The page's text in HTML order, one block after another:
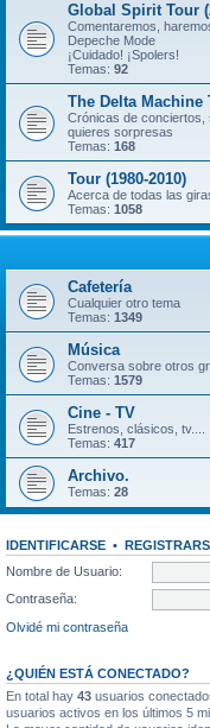
Global Spirit Tour
Comentaremos,
Depeche Mode
¡Cuidado! ¡Spolers!
Temas: 92
The Delta Machine
Crónicas de conciertos,
quieres sorpresas
Temas: 168
Tour (1980-2010)
Acerca de todas las
Temas: 1058
Cafetería
Cualquier otro tema
Temas: 1349
Música
Conversa sobre otros
Temas: 1579
Cine - TV
Estrenos, clásicos, tv....
Temas: 417
Archivo.
Temas: 28
IDENTIFICARSE •
Nombre de Usuario:
Contraseña:
Olvidé mi contraseña
¿QUIÉN ESTÁ CONECTADO?
En total hay 43 usuarios
usuarios activos en los últimos 5